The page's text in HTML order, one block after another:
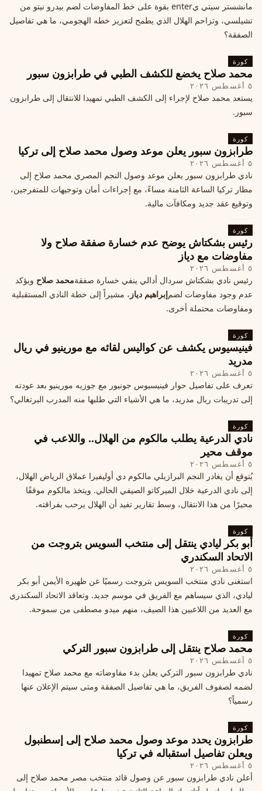
مانشستر سيتي يenter بقوة على خط المفاوضات لضم بيدرو نيتو من
تشيلسي، وتزاحم الهلال الذي يطمح لتعزيز خطه الهجومي، ما هي تفاصيل
الصفقة؟
كورة
محمد صلاح يخضع للكشف الطبي في طرابزون سبور
٥ أغسطس ٢٠٢٦
يستعد محمد صلاح لإجراء إلى الكشف الطبي تمهيدا للانتقال إلى طرابزون
سبور.
كورة
طرابزون سبور يعلن موعد وصول محمد صلاح إلى تركيا
٥ أغسطس ٢٠٢٦
نادي طرابزون سبور يعلن موعد وصول النجم المصري محمد صلاح إلى
مطار تركيا الساعة الثامنة مساءً، مع إجراءات أمان وتوجيهات للمتفرجين،
وتوقيع عقد جديد ومكافآت مالية.
كورة
رئيس بشكتاش يوضح عدم خسارة صفقة صلاح ولا
مفاوضات مع دياز
٥ أغسطس ٢٠٢٦
رئيس نادي بشكتاش سردال أدالي ينفي خسارة صفقةمحمد صلاح ويؤكد
عدم وجود مفاوضات لضمإبراهيم دياز ، مشيراً إلى خطة النادي المستقبلية
ومفاوضات محتملة أخرى.
كورة
فينيسيوس يكشف عن كواليس لقائه مع مورينيو في ريال
مدريد
٥ أغسطس ٢٠٢٦
تعرف على تفاصيل حوار فينيسيوس جونيور مع جوزيه مورينيو بعد عودته
إلى تدريبات ريال مدريد، ما هي الأشياء التي طلبها منه المدرب البرتغالي؟
كورة
نادي الدرعية يطلب مالكوم من الهلال.. واللاعب في
موقف محير
٥ أغسطس ٢٠٢٦
يُتوقع أن يغادر النجم البرازيلي مالكوم دي أوليفيرا عملاق الرياض الهلال،
إلى نادي الدرعية خلال الميركاتو الصيفي الحالي. ويتخذ مالكوم موقفًا
محيرًا من هذا الانتقال، وسط تقارير تفيد أن الهلال يرحب بفراقته.
كورة
أبو بكر ليادي ينتقل إلى منتخب السويس بتروجت من
الاتحاد السكندري
٥ أغسطس ٢٠٢٦
استغنى نادي منتخب السويس بتروجت رسميًا عن ظهيره الأيمن أبو بكر
ليادي، الذي سيساهم مع الفريق في موسم جديد. وتعاقد الاتحاد السكندري
مع العديد من اللاعبين هذا الصيف، منهم ميدو مصطفى من سموحة.
كورة
محمد صلاح ينتقل إلى طرابزون سبور التركي
٥ أغسطس ٢٠٢٦
نادي طرابزون سبور التركي يعلن بدء مفاوضاته مع محمد صلاح تمهيدا
لضمه لصفوف الفريق، ما هي تفاصيل الصفقة ومتى سيتم الإعلان عنها
رسمياً؟
كورة
طرابزون يحدد موعد وصول محمد صلاح إلى إسطنبول
ويعلن تفاصيل استقباله في تركيا
٥ أغسطس ٢٠٢٦
أعلن نادي طرابزون سبور عن وصول قائد منتخب مصر محمد صلاح إلى